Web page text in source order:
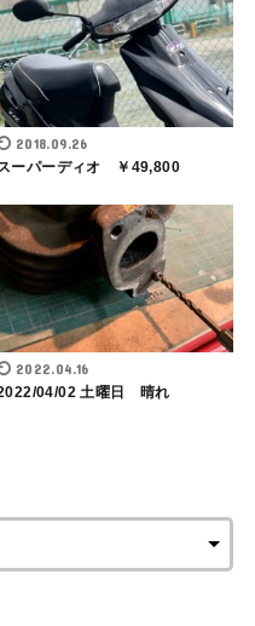
2018.09.26
ーパーディオ ￥49,800
2022.04.16
04/02 土曜日 晴れ